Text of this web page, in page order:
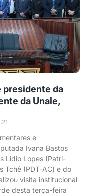
presidente da
da Unale,
e
Ivana Bastos
Lidio Lopes (Patri-
Tchê (PDT-AC) e do
visita institucional
desta terça-feira